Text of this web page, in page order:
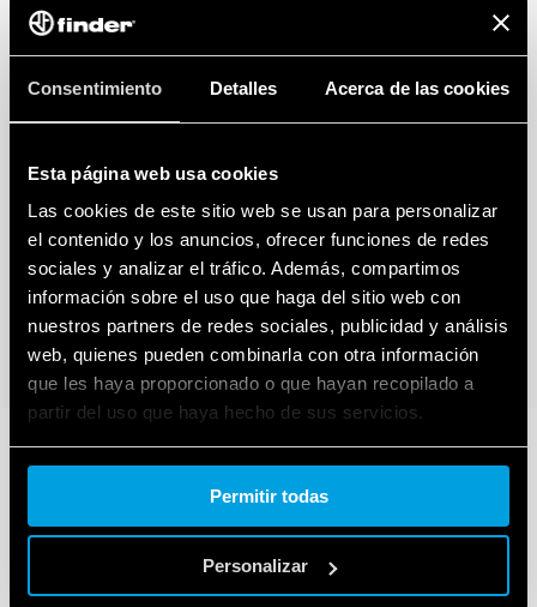
Consentimiento Detalles Acerca de las cookies
Esta página web usa cookies
Las cookies de este sitio web se usan para personalizar
el contenido y los anuncios, ofrecer funciones de redes
sociales y analizar el tráfico. Además, compartimos
información sobre el uso que haga del sitio web con
nuestros partners de redes sociales, publicidad y análisis
web, quienes pueden combinarla con otra información
que les haya proporcionado o que hayan recopilado a
partir del uso que haya hecho de sus servicios.
Cookie policy.
Permitir todas
Personalizar